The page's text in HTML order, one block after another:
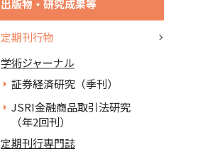
出版物・研究成果等
定期刊行物
学術ジャーナル
証券経済研究（季刊）
JSRI金融商品取引法研究
（年2回刊）
定期刊行専門誌